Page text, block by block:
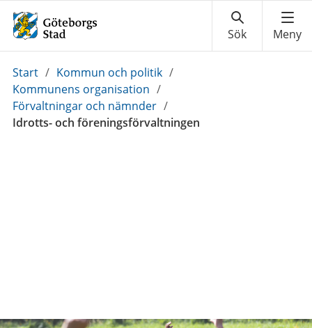
Du
är
här:
Start / Kommun och politik /
Kommunens organisation /
Förvaltningar och nämnder /
Idrotts- och föreningsförvaltningen